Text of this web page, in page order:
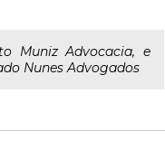
Muniz Advocacia, e
Nunes Advogados